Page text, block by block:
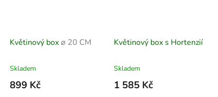
Květinový box⌀ 20 CM
Skladem
899 Kč
Květinový box s Hortenzií
Skladem
1 585 Kč